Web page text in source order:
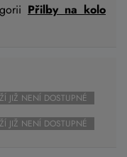
Přilby na kolo
JIŽ NENÍ DOSTUPNÉ
JIŽ NENÍ DOSTUPNÉ